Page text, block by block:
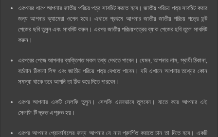
এরপরের ধাপে আপনার জাতীয় পরিচয় পত্র সাবমিট করতে হবে। জাতীয় পরিচয় পত্র সাবমিট করার
জন্য আপনার ক্যামেরা ওপেন হবে। এখানে প্রথমে আপনার জাতীয় জাতীয় পরিচয় পত্রে ফন্ট
পেজের ছবি তুলুন এবং সাবমিট করুন। এরপর জাতীয় পরিচয়পত্রের ব্যাক পেজের ছবি তুলে সাবমিট
করুন।
এরপরের পেজে আপনার ব্যক্তিগত সকল তথ্য দেখতে পাবেন। যেমন, আপনার নাম, স্থায়ী ঠিকানা,
বর্তমান ঠিকানা লিঙ্গ এবং জাতীয় পরিচয় পত্র দেখতে পাবেন। যদি এখানে আপনার তথ্যের কোন
সমস্যা থাকে তবে আপনি তা ঠিক করে দিতে পারবেন।
এরপর আপনার একটি সেলফি তুলুন। সেলফি এমনভাবে তুলবেন। যাতে করে আপনার এই
সেলফি-টি দ্রুত এপ্রুভ হয়।
এরপর আপনার প্রোফাইলের জন্য আপনার যে নাম প্রদর্শিত করাতে চান তা দিতে হবে। একটি